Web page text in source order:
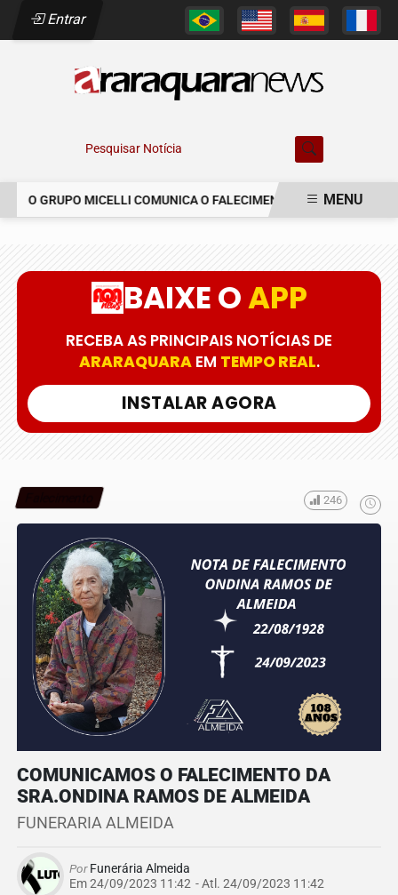
Entrar
Pesquisar Notícia
O GRUPO MICELLI COMUNICA O FALECIMENTO DO SR. MARCELO
MENU
BAIXE OAPP
RECEBA AS PRINCIPAIS NOTÍCIAS DE
ARARAQUARAEM TEMPO REAL.
INSTALAR AGORA
246
COMUNICAMOS O FALECIMENTO DA
SRA.ONDINA RAMOS DE ALMEIDA
FUNERARIA ALMEIDA
PorFunerária Almeida
Em 24/09/2023 11:42 - Atl. 24/09/2023 11:42